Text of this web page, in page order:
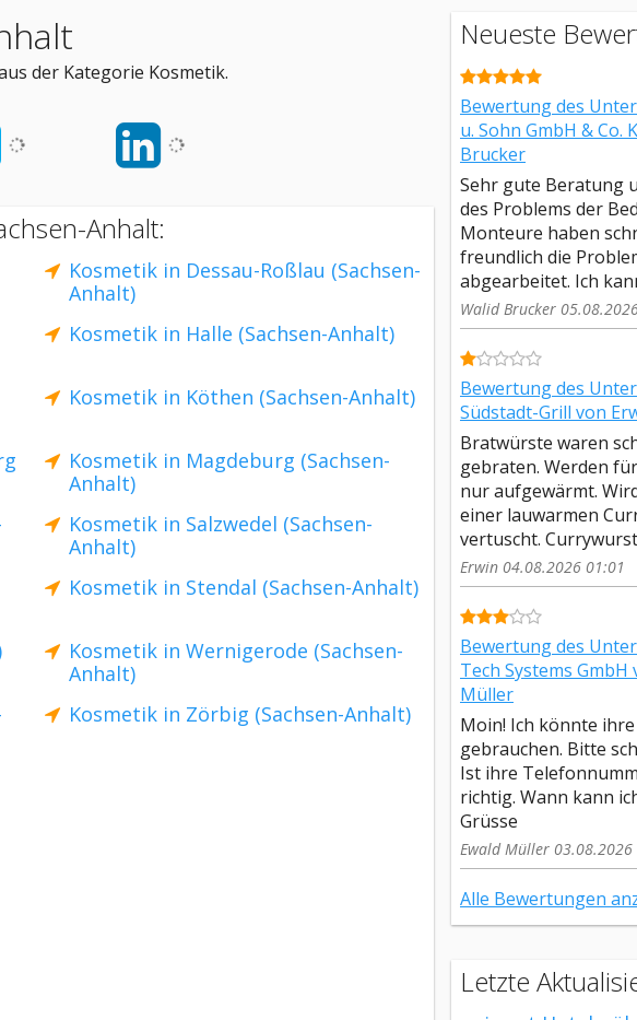
der Kategorie Kosmetik.
Anhalt:
Kosmetik in Dessau-Roßlau (Sachsen-
Anhalt)
Kosmetik in Halle (Sachsen-Anhalt)
Kosmetik in Köthen (Sachsen-Anhalt)
Kosmetik in Magdeburg (Sachsen-
Anhalt)
Kosmetik in Salzwedel (Sachsen-
Anhalt)
Kosmetik in Stendal (Sachsen-Anhalt)
Kosmetik in Wernigerode (Sachsen-
Anhalt)
Kosmetik in Zörbig (Sachsen-Anhalt)
Neueste
Bewertung des
u. Sohn GmbH & Co.
Brucker
Sehr gute Beratung
des Problems der
Monteure haben
freundlich die
abgearbeitet. Ich
Walid Brucker
Bewertung des
Südstadt-Grill von
Bratwürste waren
gebraten. Werden
nur aufgewärmt.
einer lauwarmen
vertuscht.
Erwin 04.08.2026 01:01
Bewertung des
Tech Systems GmbH
Müller
Moin! Ich könnte
gebrauchen. Bitte
Ist ihre
richtig. Wann kann
Grüsse
Ewald Müller 03.08.2026
Alle Bewertungen
Letzte